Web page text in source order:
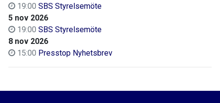
19:00 SBS Styrelsemöte
5 nov 2026
19:00 SBS Styrelsemöte
8 nov 2026
15:00 Presstop Nyhetsbrev